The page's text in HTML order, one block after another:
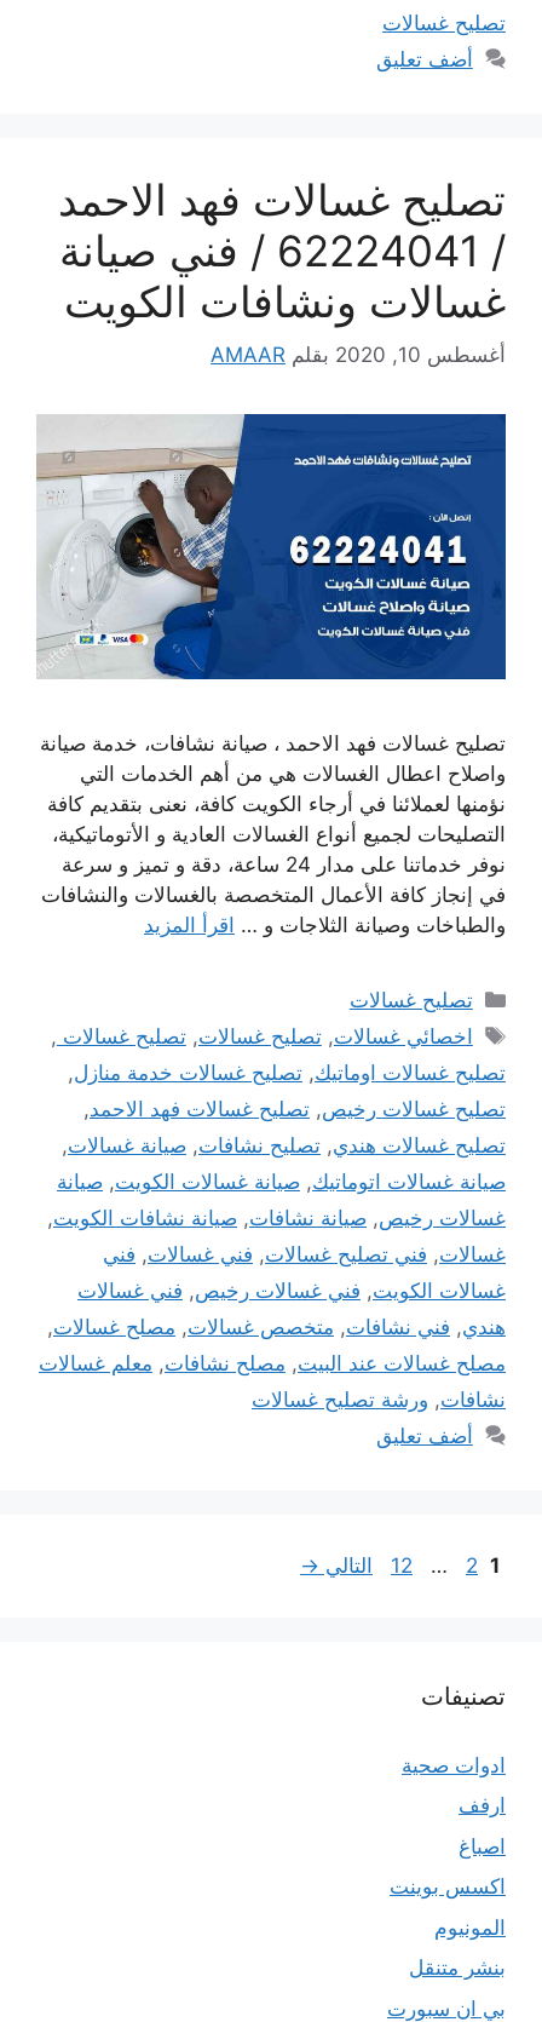
تصليح غسالات
أضف تعليق
تصليح غسالات فهد الاحمد
/ 62224041 / فني صيانة
غسالات ونشافات الكويت
أغسطس 10, 2020 بقلم AMAAR
تصليح غسالات فهد الاحمد ، صيانة نشافات، خدمة صيانة
واصلاح اعطال الغسالات هي من أهم الخدمات التي
نؤمنها لعملائنا في أرجاء الكويت كافة، نعنى بتقديم كافة
التصليحات لجميع أنواع الغسالات العادية و الأتوماتيكية،
نوفر خدماتنا على مدار 24 ساعة، دقة و تميز و سرعة
في إنجاز كافة الأعمال المتخصصة بالغسالات والنشافات
والطباخات وصيانة الثلاجات و … اقرأ المزيد
التصنيفات
تصليح غسالات
الوسوم
اخصائي غسالات,تصليح غسالات,تصليح غسالات ,
تصليح غسالات اوماتيك, تصليح غسالات خدمة منازل,
تصليح غسالات رخيص, تصليح غسالات فهد الاحمد,
تصليح غسالات هندي, تصليح نشافات, صيانة غسالات,
صيانة غسالات اتوماتيك, صيانة غسالات الكويت, صيانة
غسالات رخيص, صيانة نشافات, صيانة نشافات الكويت,
غسالات, فني تصليح غسالات, فني غسالات, فني
غسالات الكويت, فني غسالات رخيص, فني غسالات
هندي, فني نشافات, متخصص غسالات, مصلح غسالات,
مصلح غسالات عند البيت, مصلح نشافات, معلم غسالات
نشافات, ورشة تصليح غسالات
أضف تعليق
Page
1
Page
2
…
Page
12 التالي →
تصنيفات
ادوات صحية
ارفف
اصباغ
اكسس بوينت
المونيوم
بنشر متنقل
بي ان سبورت